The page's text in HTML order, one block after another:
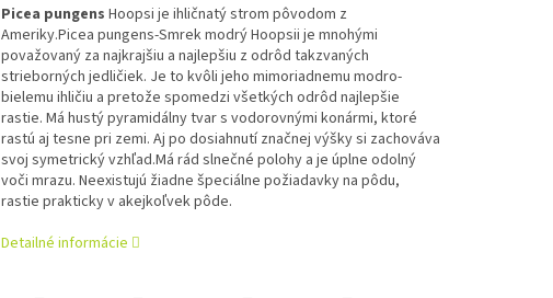
Picea pungens Hoopsi je ihličnatý strom pôvodom z
Ameriky.Picea pungens-Smrek modrý Hoopsii je mnohými
považovaný za najkrajšiu a najlepšiu z odrôd takzvaných
strieborných jedličiek. Je to kvôli jeho mimoriadnemu modro-
bielemu ihličiu a pretože spomedzi všetkých odrôd najlepšie
rastie. Má hustý pyramidálny tvar s vodorovnými konármi, ktoré
rastú aj tesne pri zemi. Aj po dosiahnutí značnej výšky si zachováva
svoj symetrický vzhľad.Má rád slnečné polohy a je úplne odolný
voči mrazu. Neexistujú žiadne špeciálne požiadavky na pôdu,
rastie prakticky v akejkoľvek pôde.
Detailné informácie